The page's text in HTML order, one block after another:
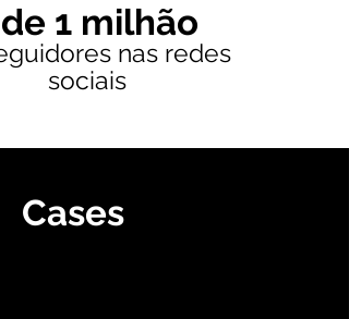
1 milhão
nas redes
sociais
Cases